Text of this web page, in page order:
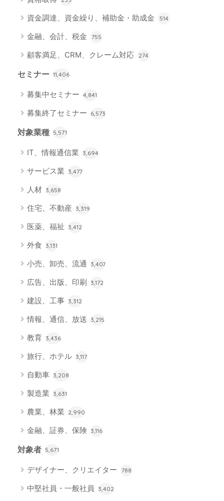
資金調達、資金繰り、補助金・助成金 514
金融、会計、税金 755
顧客満足、CRM、クレーム対応 274
セミナー 11,406
募集中セミナー 4,841
募集終了セミナー 6,573
対象業種 5,571
IT、情報通信業 3,694
サービス業 3,477
人材 3,658
住宅、不動産 3,319
医薬、福祉 3,412
外食 3,131
小売、卸売、流通 3,407
広告、出版、印刷 3,172
建設、工事 3,312
情報、通信、放送 3,215
教育 3,436
旅行、ホテル 3,117
自動車 3,208
製造業 3,631
農業、林業 2,990
金融、証券、保険 3,116
対象者 5,671
デザイナー、クリエイター 788
中堅社員・一般社員 3,402